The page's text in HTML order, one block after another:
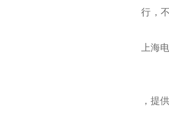
行，
上海
，提